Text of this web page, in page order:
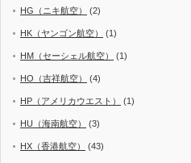
HG（ニキ航空） (2)
HK（ヤンゴン航空） (1)
HM（セーシェル航空） (1)
HO（吉祥航空） (4)
HP（アメリカウエスト） (1)
HU（海南航空） (3)
HX（香港航空） (43)